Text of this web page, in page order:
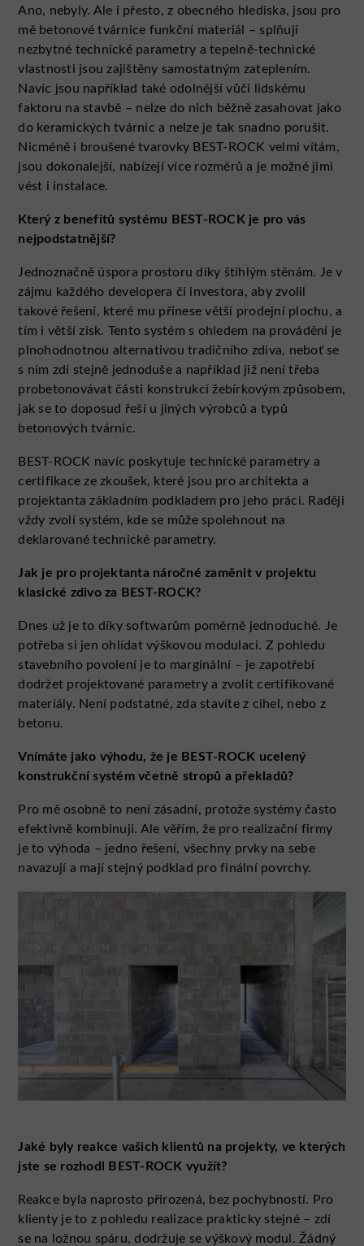
Ano, nebyly. Ale i přesto, z obecného hlediska, jsou pro
mě betonové tvárnice funkční materiál – splňují
nezbytné technické parametry a tepelně-technické
vlastnosti jsou zajištěny samostatným zateplením.
Navíc jsou například také odolnější vůči lidskému
faktoru na stavbě – nelze do nich běžně zasahovat jako
do keramických tvárnic a nelze je tak snadno porušit.
Nicméně i broušené tvarovky BEST-ROCK velmi vítám,
jsou dokonalejší, nabízejí více rozměrů a je možné jimi
vést i instalace.
Který z benefitů systému BEST-ROCK je pro vás
nejpodstatnější?
Jednoznačně úspora prostoru díky štíhlým stěnám. Je v
zájmu každého developera či investora, aby zvolil
takové řešení, které mu přinese větší prodejní plochu, a
tím i větší zisk. Tento systém s ohledem na provádění je
plnohodnotnou alternativou tradičního zdiva, neboť se
s ním zdí stejně jednoduše a například již není třeba
probetonovávat části konstrukcí žebírkovým způsobem,
jak se to doposud řeší u jiných výrobců a typů
betonových tvárnic.
BEST-ROCK navíc poskytuje technické parametry a
certifikace ze zkoušek, které jsou pro architekta a
projektanta základním podkladem pro jeho práci. Raději
vždy zvolí systém, kde se může spolehnout na
deklarované technické parametry.
Jak je pro projektanta náročné zaměnit v projektu
klasické zdivo za BEST-ROCK?
Dnes už je to díky softwarům poměrně jednoduché. Je
potřeba si jen ohlídat výškovou modulaci. Z pohledu
stavebního povolení je to marginální – je zapotřebí
dodržet projektované parametry a zvolit certifikované
materiály. Není podstatné, zda stavíte z cihel, nebo z
betonu.
Vnímáte jako výhodu, že je BEST-ROCK ucelený
konstrukční systém včetně stropů a překladů?
Pro mě osobně to není zásadní, protože systémy často
efektivně kombinuji. Ale věřím, že pro realizační firmy
je to výhoda – jedno řešení, všechny prvky na sebe
navazují a mají stejný podklad pro finální povrchy.
Jaké byly reakce vašich klientů na projekty, ve kterých
jste se rozhodl BEST-ROCK využít?
Reakce byla naprosto přirozená, bez pochybností. Pro
klienty je to z pohledu realizace prakticky stejné – zdí
se na ložnou spáru, dodržuje se výškový modul. Žádný